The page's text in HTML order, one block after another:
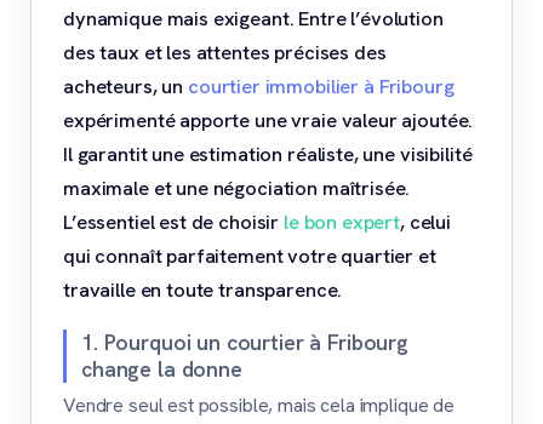
dynamique mais exigeant. Entre l’évolution
des taux et les attentes précises des
acheteurs, un courtier immobilier à Fribourg
expérimenté apporte une vraie valeur ajoutée.
Il garantit une estimation réaliste, une visibilité
maximale et une négociation maîtrisée.
L’essentiel est de choisir le bon expert, celui
qui connaît parfaitement votre quartier et
travaille en toute transparence.
1. Pourquoi un courtier à Fribourg
change la donne
Vendre seul est possible, mais cela implique de